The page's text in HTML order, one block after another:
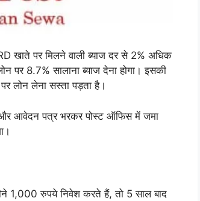
खाते पर मिलने वाली ब्याज दर से 2% अधिक
पर 8.7% सालाना ब्याज देना होगा। इसकी
लोन लेना सस्ता पड़ता है।
आवेदन पत्र भरकर पोस्ट ऑफिस में जमा
1,000 रुपये निवेश करते हैं, तो 5 साल बाद